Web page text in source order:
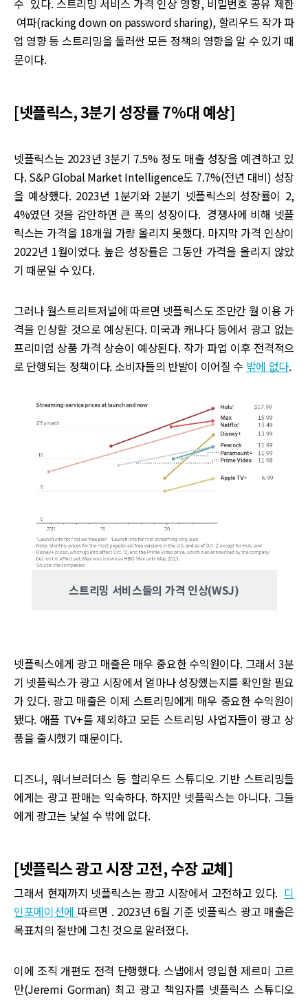
여파(racking down on password sharing), 할리우드 작가 파
업 영향 등 스트리밍을 둘러싼 모든 정책의 영향을 알 수 있기 때
문이다.
[넷플릭스, 3분기 성장률 7%대 예상]
넷플릭스는 2023년 3분기 7.5% 정도 매출 성장을 예견하고 있
다. S&P Global Market Intelligence도 7.7%(전년 대비) 성장
을 예상했다. 2023년 1분기와 2분기 넷플릭스의 성장률이 2,
4%였던 것을 감안하면 큰 폭의 성장이다. 경쟁사에 비해 넷플
릭스는 가격을 18개월 가량 올리지 못했다. 마지막 가격 인상이
2022년 1월이었다. 높은 성장률은 그동안 가격을 올리지 않았
기 때문일 수 있다.
그러나 월스트리트저널에 따르면 넷플릭스도 조만간 월 이용 가
격을 인상할 것으로 예상된다. 미국과 캐나다 등에서 광고 없는
프리미엄 상품 가격 상승이 예상된다. 작가 파업 이후 전격적으
로 단행되는 정책이다. 소비자들의 반발이 이어질 수 밖에 없다.
스트리밍 서비스들의 가격 인상(WSJ)
넷플릭스에게 광고 매출은 매우 중요한 수익원이다. 그래서 3분
기 넷플릭스가 광고 시장에서 얼마나 성장했는지를 확인할 필요
가 있다. 광고 매출은 이제 스트리밍에게 매우 중요한 수익원이
됐다. 애플 TV+를 제외하고 모든 스트리밍 사업자들이 광고 상
품을 출시했기 때문이다.
디즈니, 워너브러더스 등 할리우드 스튜디오 기반 스트리밍들
에게는 광고 판매는 익숙하다. 하지만 넷플릭스는 아니다. 그들
에게 광고는 낯설 수 밖에 없다.
[넷플릭스 광고 시장 고전, 수장 교체]
그래서 현재까지 넷플릭스는 광고 시장에서 고전하고 있다. 디
인포메이션에 따르면 . 2023년 6월 기준 넷플릭스 광고 매출은
목표치의 절반에 그친 것으로 알려졌다.
이에 조직 개편도 전격 단행했다. 스냅에서 영입한 제르미 고르
만(Jeremi Gorman) 최고 광고 책임자를 넷플릭스 스튜디오